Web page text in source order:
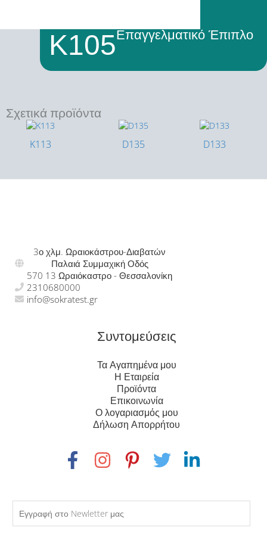
Επαγγελματικό Έπιπλο
K105
Σχετικά προϊόντα
K113 D135 D133
3ο χλμ. Ωραιοκάστρου-Διαβατών
Παλαιά Συμμαχική Οδός
570 13 Ωραιόκαστρο - Θεσσαλονίκη
2310680000
info@sokratest.gr
Συντομεύσεις
Τα Αγαπημένα μου
Η Εταιρεία
Προϊόντα
Επικοινωνία
Ο λογαριασμός μου
Δήλωση Απορρήτου